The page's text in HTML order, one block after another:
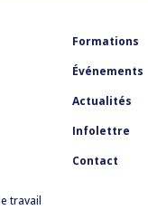
travail
Formations
Événements
Actualités
Infolettre
Contact